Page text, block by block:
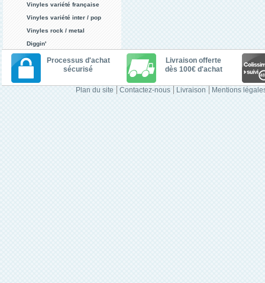
Vinyles variété française
Vinyles variété inter / pop
Vinyles rock / metal
Diggin'
Processus d'achat
sécurisé
Livraison offerte
dès 100€ d'achat
Plan du site Contactez-nous Livraison Mentions